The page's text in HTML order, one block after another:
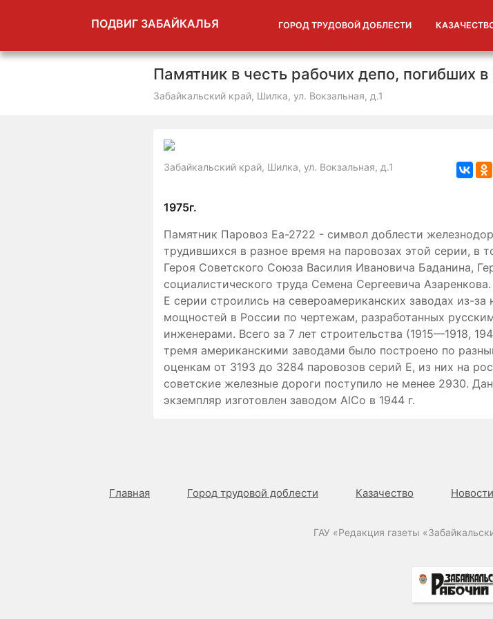
ПОДВИГ ЗАБАЙКАЛЬЯ ГОРОД ТРУДОВОЙ ДОБЛЕСТИ
Памятник в честь рабочих депо, погибших
Забайкальский край, Шилка, ул. Вокзальная, д.1
Забайкальский край, Шилка, ул. Вокзальная, д.1
1975г.
Памятник Паровоз Еа-2722 - символ доблести
трудившихся в разное время на паровозах этой серии, в
Героя Советского Союза Василия Ивановича Баданина,
социалистического труда Семена Сергеевича
Е серии строились на североамериканских заводах из-за
мощностей в России по чертежам, разработанных
инженерами. Всего за 7 лет строительства (1915—1918,
тремя американскими заводами было построено по
оценкам от 3193 до 3284 паровозов серий Е, из них на
советские железные дороги поступило не менее 2930.
экземпляр изготовлен заводом AlCo в 1944 г.
Главная Город трудовой доблести Казачество Новости
ГАУ «Редакция газеты